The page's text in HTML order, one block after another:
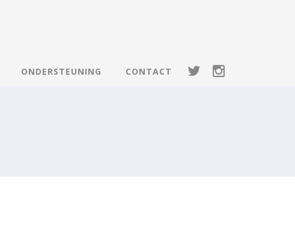
ONDERSTEUNING CONTACT